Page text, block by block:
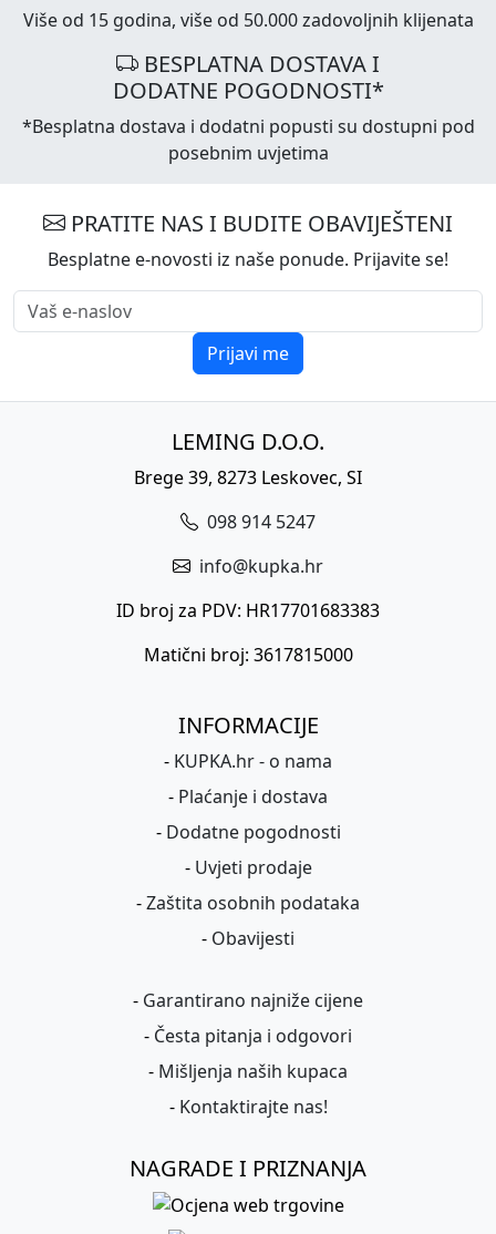
Više od 15 godina, više od 50.000 zadovoljnih klijenata
BESPLATNA DOSTAVA I
DODATNE POGODNOSTI*
*Besplatna dostava i dodatni popusti su dostupni pod
posebnim uvjetima
PRATITE NAS I BUDITE OBAVIJEŠTENI
Besplatne e-novosti iz naše ponude. Prijavite se!
Prijavi me
LEMING D.O.O.
Brege 39, 8273 Leskovec, SI
098 914 5247
info@kupka.hr
ID broj za PDV: HR17701683383
Matični broj: 3617815000
INFORMACIJE
- KUPKA.hr - o nama
- Plaćanje i dostava
- Dodatne pogodnosti
- Uvjeti prodaje
-Zaštita osobnih podataka
- Obavijesti
- Garantirano najniže cijene
- Česta pitanja i odgovori
- Mišljenja naših kupaca
- Kontaktirajte nas!
NAGRADE I PRIZNANJA